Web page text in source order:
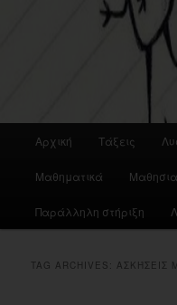
Αρχική Τάξεις
Μαθηματικά
Παράλληλη στήριξη
TAG ARCHIVES: ΑΣΚΉΣΕΙΣ